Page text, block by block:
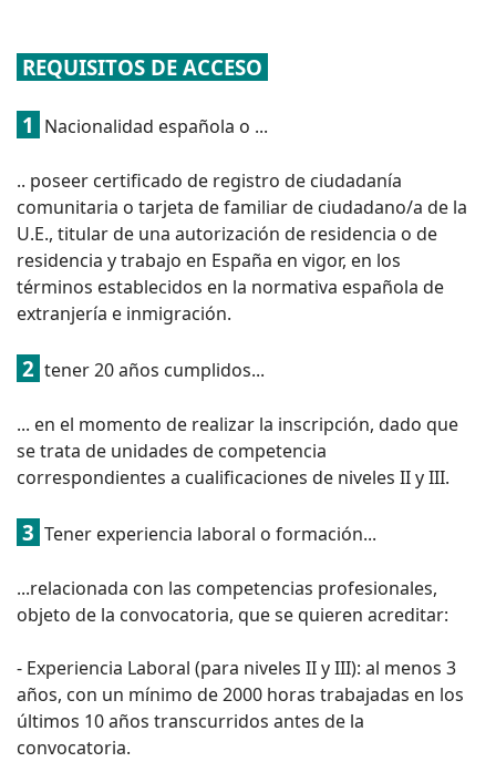
REQUISITOS DE ACCESO
1 Nacionalidad española o ...
.. poseer certificado de registro de ciudadanía
comunitaria o tarjeta de familiar de ciudadano/a de la
U.E., titular de una autorización de residencia o de
residencia y trabajo en España en vigor, en los
términos establecidos en la normativa española de
extranjería e inmigración.
2 tener 20 años cumplidos...
... en el momento de realizar la inscripción, dado que
se trata de unidades de competencia
correspondientes a cualificaciones de niveles II y III.
3 Tener experiencia laboral o formación...
...relacionada con las competencias profesionales,
objeto de la convocatoria, que se quieren acreditar:
- Experiencia Laboral (para niveles II y III): al menos 3
años, con un mínimo de 2000 horas trabajadas en los
últimos 10 años transcurridos antes de la
convocatoria.